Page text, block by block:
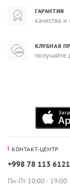
ГАРАНТИЯ
качества
КЛУБНАЯ
получайте
КОНТАКТ-ЦЕНТР
+998 78 113 6121
Пн-Пт 10:00 - 19:00